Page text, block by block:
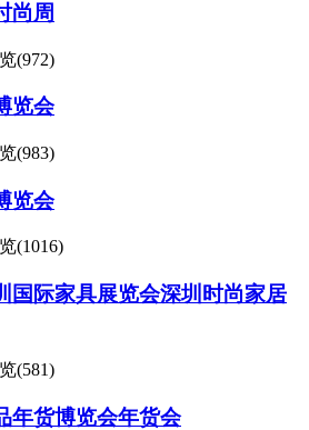
尚周
(972)
览会
(983)
览会
(1016)
国际家具展览会深圳时尚家居
(581)
年货博览会年货会